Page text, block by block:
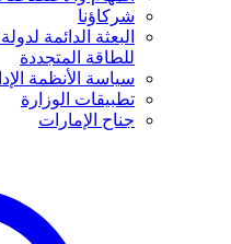
شركاؤنا
البعثة الدائمة
للطاقة المتجددة
سياسة الأنظمة
تطبيقات الوزارة
جناح الإمارات